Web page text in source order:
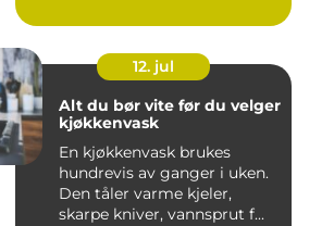
12. jul
Alt du bør vite før du velger
kjøkkenvask
En kjøkkenvask brukes
hundrevis av ganger i uken.
Den tåler varme kjeler,
skarpe kniver, vannsprut f...